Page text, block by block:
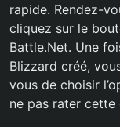
rapide. Rendez-
cliquez sur le
Battle.Net. Une
Blizzard créé,
vous de choisir
ne pas rater cette